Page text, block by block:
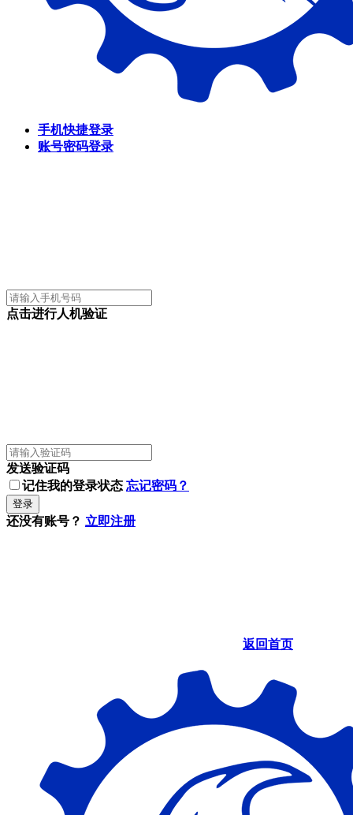
手机快捷登录
账号密码登录
点击进行人机验证
发送验证码
记住我的登录状态 忘记密码？
登录
还没有账号？ 立即注册
返回首页